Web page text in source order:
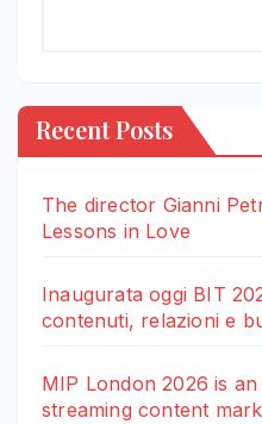
Recent Posts
The director Gianni
Lessons in Love
Inaugurata oggi BIT
contenuti, relazioni e
MIP London 2026 is
streaming content